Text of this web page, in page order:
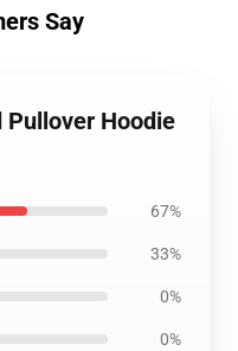
Say
Pullover Hoodie
67%
33%
0%
0%